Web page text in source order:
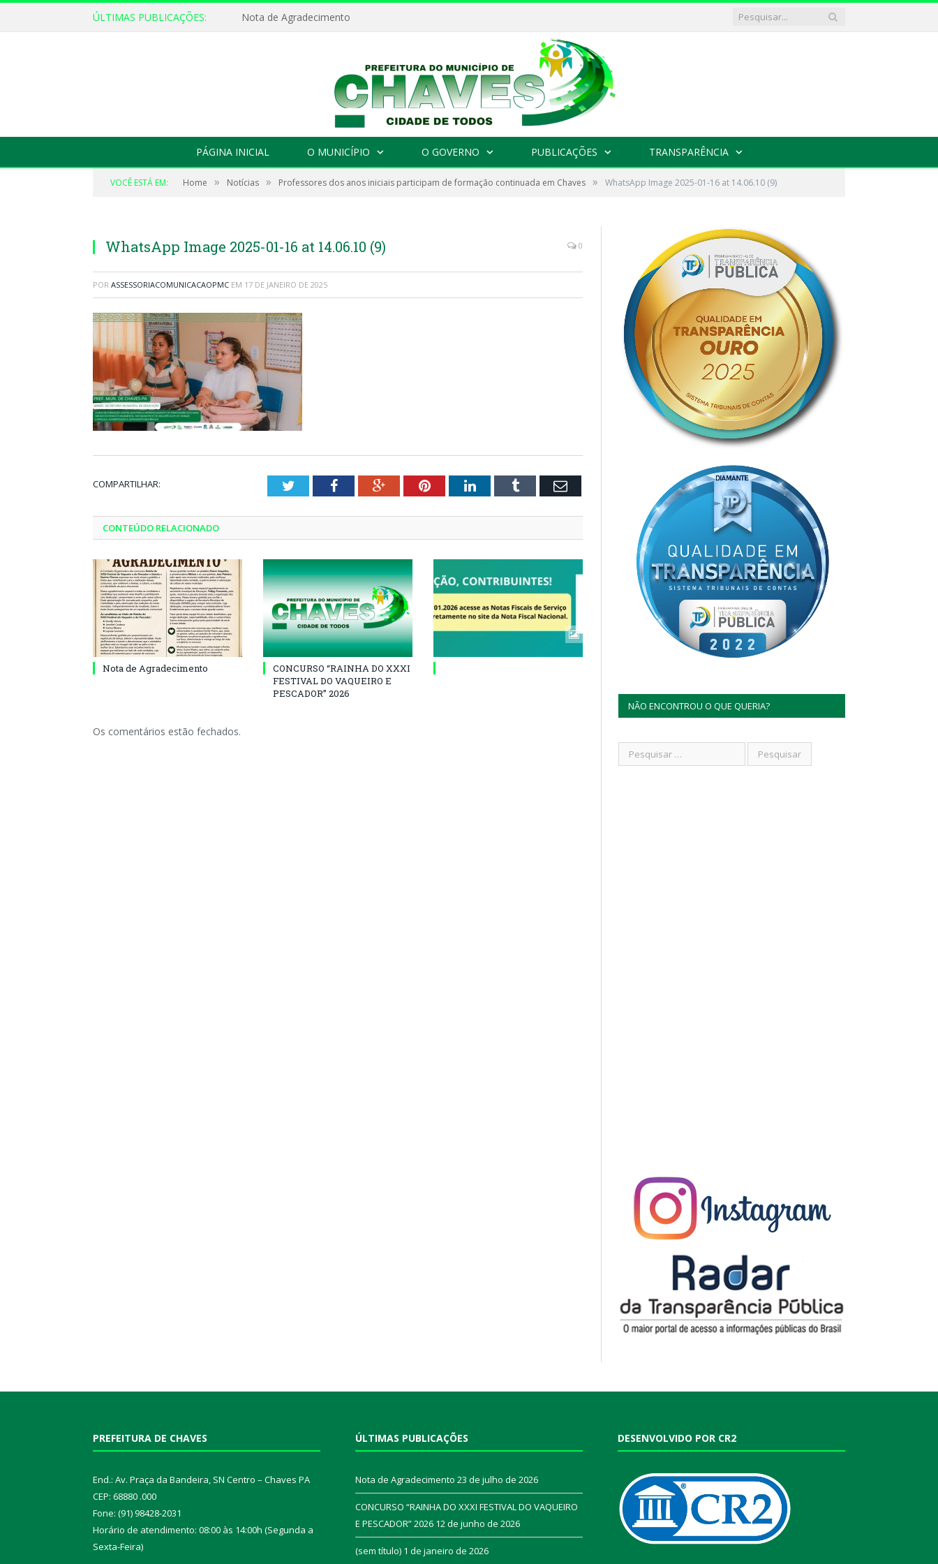
ÚLTIMAS PUBLICAÇÕES: Nota de Agradecimento
PÁGINA INICIAL O MUNICÍPIO O GOVERNO PUBLICAÇÕES TRANSPARÊNCIA
VOCÊ ESTÁ EM: Home » Notícias » Professores dos anos iniciais participam de formação continuada em Chaves » WhatsApp Image 2025-01-16 at 14.06.10 (9)
WhatsApp Image 2025-01-16 at 14.06.10 (9) 0
POR ASSESSORIACOMUNICACAOPMC EM 17 DE JANEIRO DE 2025
COMPARTILHAR: TwitterFacebookGoogle+PinterestLinkedInTumblr Email
CONTEÚDO RELACIONADO
Nota de Agradecimento
CONCURSO “RAINHA DO XXXI
FESTIVAL DO VAQUEIRO E
PESCADOR” 2026
Os comentários estão fechados.
NÃO ENCONTROU O QUE QUERIA?
PREFEITURA DE CHAVES
End.: Av. Praça da Bandeira, SN Centro – Chaves PA
CEP: 68880 .000
Fone: (91) 98428-2031
Horário de atendimento: 08:00 às 14:00h (Segunda a
Sexta-Feira)
ÚLTIMAS PUBLICAÇÕES
Nota de Agradecimento 23 de julho de 2026
CONCURSO “RAINHA DO XXXI FESTIVAL DO VAQUEIRO
E PESCADOR” 2026 12 de junho de 2026
(sem título) 1 de janeiro de 2026
DESENVOLVIDO POR CR2